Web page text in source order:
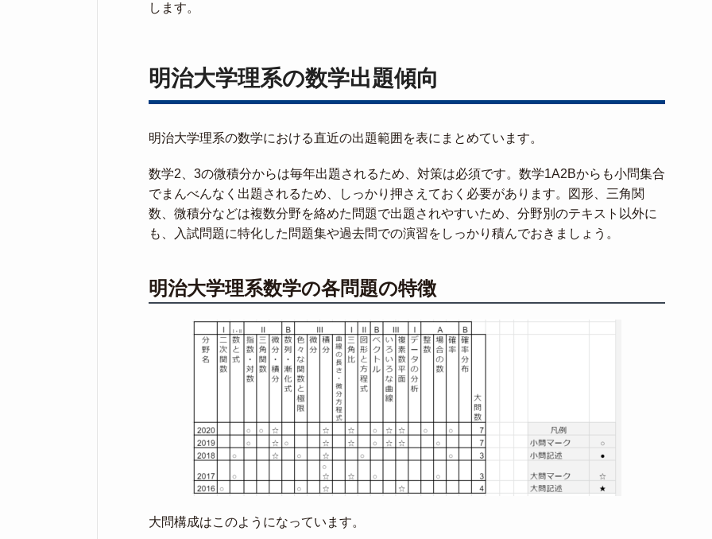
します。
明治大学理系の数学出題傾向
明治大学理系の数学における直近の出題範囲を表にまとめています。
数学2、3の微積分からは毎年出題されるため、対策は必須です。数学1A2Bからも小問集合
でまんべんなく出題されるため、しっかり押さえておく必要があります。図形、三角関
数、微積分などは複数分野を絡めた問題で出題されやすいため、分野別のテキスト以外に
も、入試問題に特化した問題集や過去問での演習をしっかり積んでおきましょう。
明治大学理系数学の各問題の特徴
大問構成はこのようになっています。